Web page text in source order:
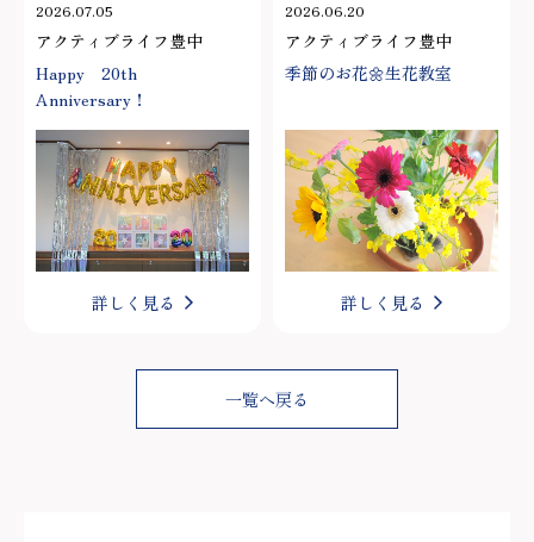
2026.07.05
アクティブライフ豊中
Happy 20th
Anniversary！
詳しく見る
2026.06.20
アクティブライフ豊中
季節のお花🌼生花教室
詳しく見る
一覧へ戻る